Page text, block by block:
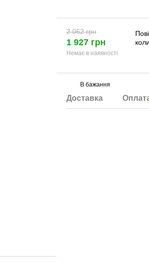
2 062 грн
1 927 грн
Немає в наявності
В бажання
Доставка